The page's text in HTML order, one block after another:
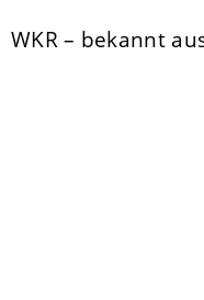
WKR – bekannt